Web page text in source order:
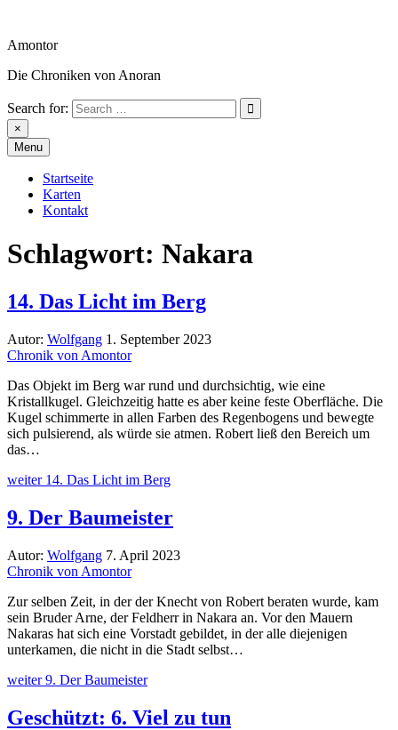
content
Amontor
Die Chroniken von Anoran
Amontor
Search for:
×
Menu
Startseite
Karten
Kontakt
Schlagwort: Nakara
14. Das Licht im Berg
Autor: Wolfgang 1. September 2023
Chronik von Amontor
Das Objekt im Berg war rund und durchsichtig, wie eine
Kristallkugel. Gleichzeitig hatte es aber keine feste Oberfläche. Die
Kugel schimmerte in allen Farben des Regenbogens und bewegte
sich pulsierend, als würde sie atmen. Robert ließ den Bereich um
das…
weiter14. Das Licht im Berg
9. Der Baumeister
Autor: Wolfgang 7. April 2023
Chronik von Amontor
Zur selben Zeit, in der der Knecht von Robert beraten wurde, kam
sein Bruder Arne, der Feldherr in Nakara an. Vor den Mauern
Nakaras hat sich eine Vorstadt gebildet, in der alle diejenigen
unterkamen, die nicht in die Stadt selbst…
weiter9. Der Baumeister
Geschützt: 6. Viel zu tun